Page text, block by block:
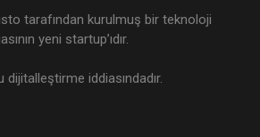
- IV. Ticaret Hukuku Kongresi - I.
tarafından kurulmuş bir teknoloji
yeni startup’ıdır.
iddiasındadır.